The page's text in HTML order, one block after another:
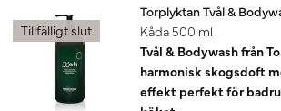
Tillfälligt slut
Torplyktan Tvål &
Kåda 500 ml
Tvål & Bodywash från
harmonisk skogsdoft
effekt perfekt för